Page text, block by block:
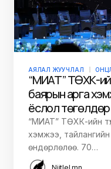
АЯЛАЛ ЖУУЧЛАЛ
“МИАТ” ТӨХК-
баярын арга
ёслол
“МИАТ” ТӨХК-ийн
хэмжээ,
өндөрлөлөө. 70…